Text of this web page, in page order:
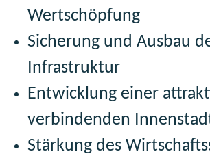
Wertschöpfung
Sicherung und Ausbau
Infrastruktur
Entwicklung einer
verbindenden
Stärkung des